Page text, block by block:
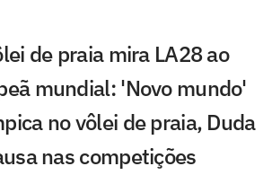
de praia mira LA28 ao
mundial: 'Novo mundo'
no vôlei de praia, Duda
nas competições